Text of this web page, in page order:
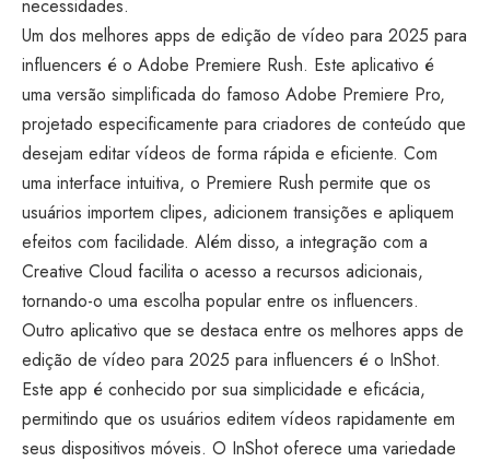
necessidades.
Um dos melhores apps de edição de vídeo para 2025 para
influencers é o Adobe Premiere Rush. Este aplicativo é
uma versão simplificada do famoso Adobe Premiere Pro,
projetado especificamente para criadores de conteúdo que
desejam editar vídeos de forma rápida e eficiente. Com
uma interface intuitiva, o Premiere Rush permite que os
usuários importem clipes, adicionem transições e apliquem
efeitos com facilidade. Além disso, a integração com a
Creative Cloud facilita o acesso a recursos adicionais,
tornando-o uma escolha popular entre os influencers.
Outro aplicativo que se destaca entre os melhores apps de
edição de vídeo para 2025 para influencers é o InShot.
Este app é conhecido por sua simplicidade e eficácia,
permitindo que os usuários editem vídeos rapidamente em
seus dispositivos móveis. O InShot oferece uma variedade